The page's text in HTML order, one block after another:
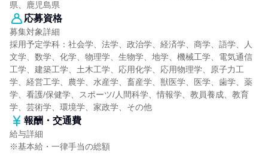
県、鹿児島県
応募資格
募集対象詳細
採用予定学科：社会学、法学、政治学、経済学、商学、語学、人
文学、数学、化学、物理学、生物学、地学、機械工学、電気通信
工学、建築工学、土木工学、応用化学、応用物理学、原子力工
学、経営工学、農学、水産学、畜産学、獣医学、医学、歯学、薬
学、看護/保健学、スポーツ/人間科学、情報学、教員養成、教育
学、芸術学、環境学、家政学、その他
報酬・交通費
給与詳細
※基本給・一律手当の総額